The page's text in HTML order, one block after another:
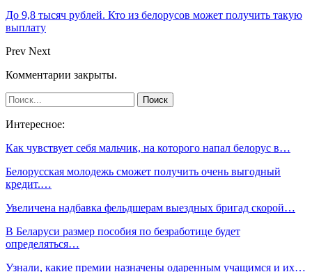
До 9,8 тысяч рублей. Кто из белорусов может получить такую
выплату
Prev Next
Комментарии закрыты.
Интересное:
Как чувствует себя мальчик, на которого напал белорус в…
Белорусская молодежь сможет получить очень выгодный
кредит.…
Увеличена надбавка фельдшерам выездных бригад скорой…
В Беларуси размер пособия по безработице будет
определяться…
Узнали, какие премии назначены одаренным учащимся и их…